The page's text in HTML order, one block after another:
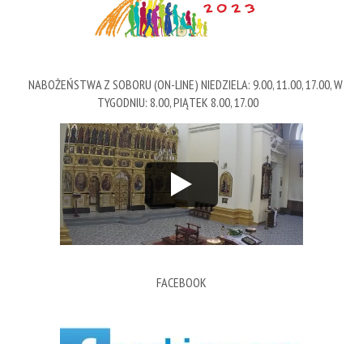
NABOŻEŃSTWA Z SOBORU (ON-LINE) NIEDZIELA: 9.00, 11.00, 17.00, W
TYGODNIU: 8.00, PIĄTEK 8.00, 17.00
FACEBOOK